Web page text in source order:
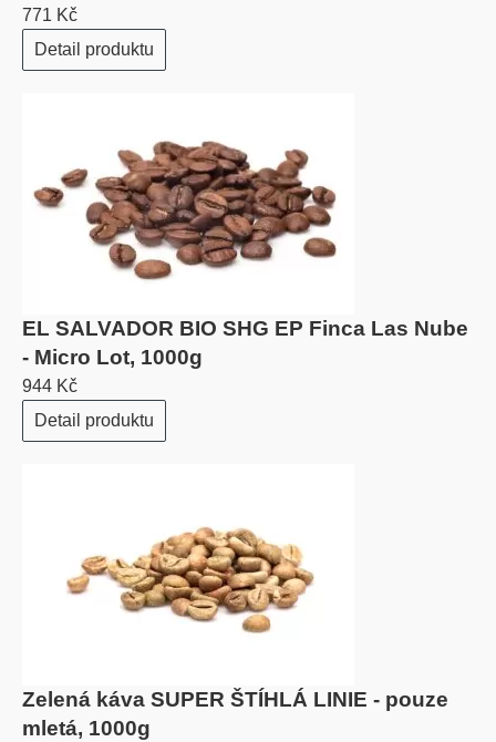
771 Kč
Detail produktu
EL SALVADOR BIO SHG EP Finca Las Nube
- Micro Lot, 1000g
944 Kč
Detail produktu
Zelená káva SUPER ŠTÍHLÁ LINIE - pouze
mletá, 1000g